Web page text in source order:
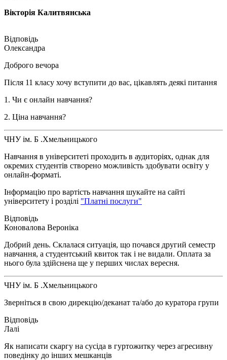
Вікторія Калитвянська
Олександра
Доброго вечора
Після 11 класу хочу вступити до вас, цікавлять деякі питання
1. Чи є онлайн навчання?
2. Ціна навчання?
ЧНУ ім. Б .Хмельницького
Навчання в університеті проходить в аудиторіях, однак для
окремих студентів створено можливість здобувати освіту у
онлайн-форматі.
Інформацію про вартість навчання шукайте на сайті
університету і розділі "Платні послуги"
Коновалова Вероніка
Добрий день. Склалася ситуація, що почався другий семестр
навчання, а студентський квиток так і не видали. Оплата за
нього була здійснена ще у перших числах вересня.
ЧНУ ім. Б .Хмельницького
Зверніться в свою дирекцію/деканат та/або до куратора групи
Лалі
Як написати скаргу на сусіда в гуртожитку через агресивну
поведінку до інших мешканців